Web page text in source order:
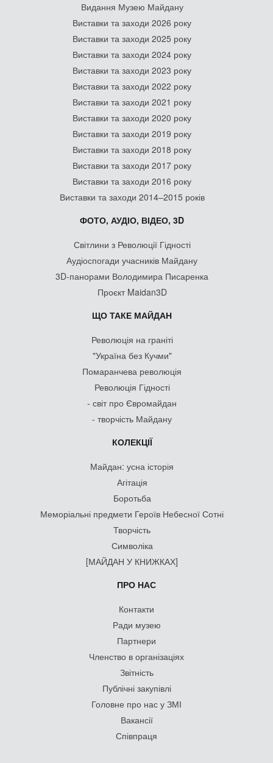
Видання Музею Майдану
Виставки та заходи 2026 року
Виставки та заходи 2025 року
Виставки та заходи 2024 року
Виставки та заходи 2023 року
Виставки та заходи 2022 року
Виставки та заходи 2021 року
Виставки та заходи 2020 року
Виставки та заходи 2019 року
Виставки та заходи 2018 року
Виставки та заходи 2017 року
Виставки та заходи 2016 року
Виставки та заходи 2014–2015 років
ФОТО, АУДІО, ВІДЕО, 3D
Світлини з Революції Гідності
Аудіоспогади учасників Майдану
3D-панорами Володимира Писаренка
Проєкт Maidan3D
ЩО ТАКЕ МАЙДАН
Революція на граніті
"Україна без Кучми"
Помаранчева революція
Революція Гідності
- світ про Євромайдан
- творчість Майдану
КОЛЕКЦІЇ
Майдан: усна історія
Агітація
Боротьба
Меморіальні предмети Героїв Небесної Сотні
Творчість
Символіка
[МАЙДАН У КНИЖКАХ]
ПРО НАС
Контакти
Ради музею
Партнери
Членство в організаціях
Звітність
Публічні закупівлі
Головне про нас у ЗМІ
Вакансії
Співпраця